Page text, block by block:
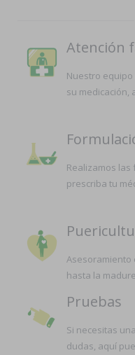
Atención
Nuestro
su medicación,
Realizamos
prescriba tu
Asesoramiento
hasta la
Pruebas
Si necesitas
dudas, aquí